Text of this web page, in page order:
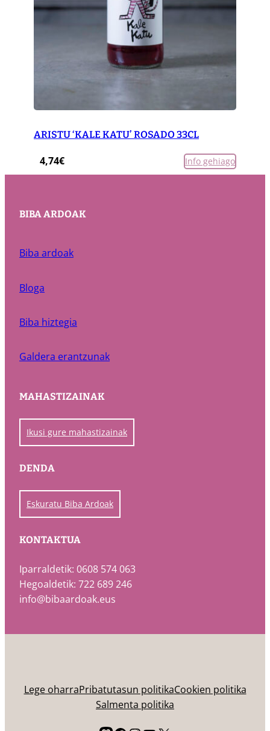
ARISTU ‘KALE KATU’ ROSADO 33CL
4,74€ Info gehiago
BIBA ARDOAK
Biba ardoak
Bloga
Biba hiztegia
Galdera erantzunak
MAHASTIZAINAK
Ikusi gure mahastizainak
DENDA
Eskuratu Biba Ardoak
KONTAKTUA
Iparraldetik: 0608 574 063
Hegoaldetik: 722 689 246
info@bibaardoak.eus
Lege oharraPribatutasun politikaCookien politika
Salmenta politika